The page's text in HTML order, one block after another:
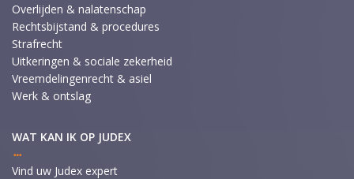
Overlijden & nalatenschap
Rechtsbijstand & procedures
Strafrecht
Uitkeringen & sociale zekerheid
Vreemdelingenrecht & asiel
Werk & ontslag
WAT KAN IK OP JUDEX
Vind uw Judex expert